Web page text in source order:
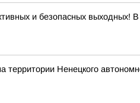
и безопасных выходных! В
Ненецкого